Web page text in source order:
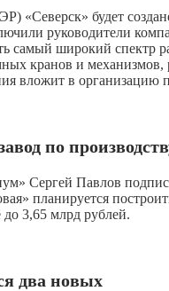
«Северск» будет
руководители
широкий спектр
кранов и
вложит в организацию
по
Сергей Павлов
планируется
до 3,65 млрд рублей.
два новых